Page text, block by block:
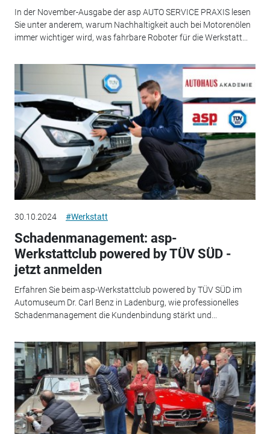
In der November-Ausgabe der asp AUTO SERVICE PRAXIS lesen
Sie unter anderem, warum Nachhaltigkeit auch bei Motorenölen
immer wichtiger wird, was fahrbare Roboter für die Werkstatt...
30.10.2024 #Werkstatt
Schadenmanagement: asp-
Werkstattclub powered by TÜV SÜD -
jetzt anmelden
Erfahren Sie beim asp-Werkstattclub powered by TÜV SÜD im
Automuseum Dr. Carl Benz in Ladenburg, wie professionelles
Schadenmanagement die Kundenbindung stärkt und...